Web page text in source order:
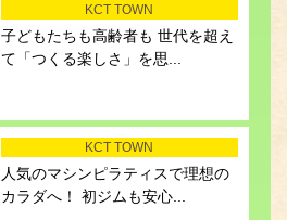
KCT TOWN
子どもたちも高齢者も 世代を超え
て「つくる楽しさ」を思...
KCT TOWN
人気のマシンピラティスで理想の
カラダへ！ 初ジムも安心...